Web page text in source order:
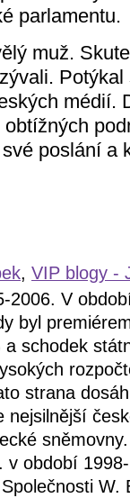
parlamentu.
muž.
médií.
obtížných
poslání a
, VIP blogy -
2006. V
byl
schodek
strana
v období
W.